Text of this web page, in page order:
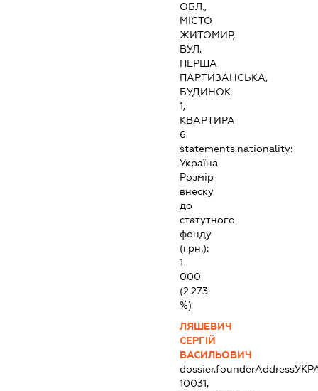
ОБЛ.,
МІСТО
ЖИТОМИР,
ВУЛ.
ПЕРША
ПАРТИЗАНСЬКА,
БУДИНОК
1,
КВАРТИРА
6
statements.nationality:
Україна
Розмір
внеску
до
статутного
фонду
(грн.):
1
000
(2.273
%)
ЛЯШЕВИЧ
СЕРГІЙ
ВАСИЛЬОВИЧ
dossier.founderAddress
10031,